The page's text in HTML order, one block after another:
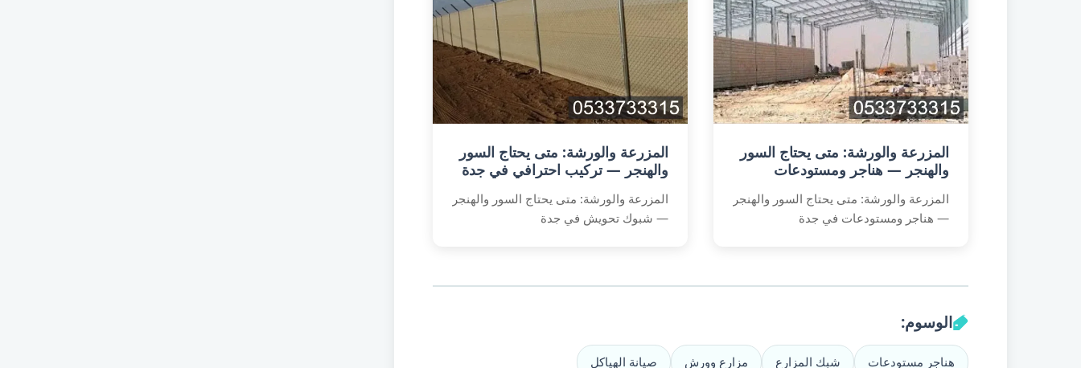
المزرعة والورشة: متى يحتاج السور
والهنجر — هناجر ومستودعات
المزرعة والورشة: متى يحتاج السور والهنجر
— هناجر ومستودعات في جدة
المزرعة والورشة: متى يحتاج السور
والهنجر — تركيب احترافي في جدة
المزرعة والورشة: متى يحتاج السور والهنجر
— شبوك تحويش في جدة
الوسوم:
هناجر مستودعات شبك المزارع مزارع وورش صيانة الهياكل